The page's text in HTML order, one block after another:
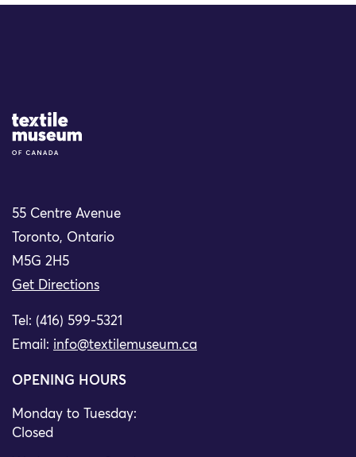
Site Logo
55 Centre Avenue
Toronto, Ontario
M5G 2H5
Get Directions
Tel: (416) 599-5321
Email: info@textilemuseum.ca
OPENING HOURS
Monday to Tuesday:
Closed